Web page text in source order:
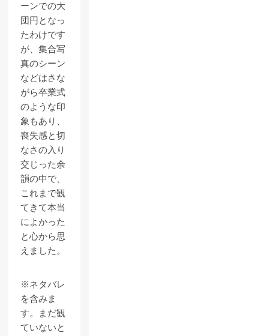
ーンでの大
団円となっ
たわけです
が、集合写
真のシーン
などはさな
がら卒業式
のような印
象もあり、
喪失感と切
なさの入り
交じった余
韻の中で、
これまで観
てきて本当
によかった
と心から思
えました。
※ネタバレ
を含みま
す。まだ観
ていないと